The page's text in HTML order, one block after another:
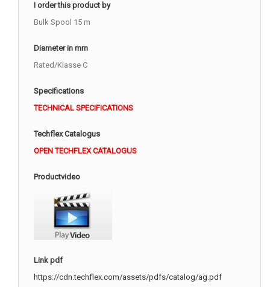
I order this product by
Bulk Spool 15 m
Diameter in mm
Rated/Klasse C
Specifications
TECHNICAL SPECIFICATIONS
Techflex Catalogus
OPEN TECHFLEX CATALOGUS
Productvideo
Link pdf
https://cdn.techflex.com/assets/pdfs/catalog/ag.pdf